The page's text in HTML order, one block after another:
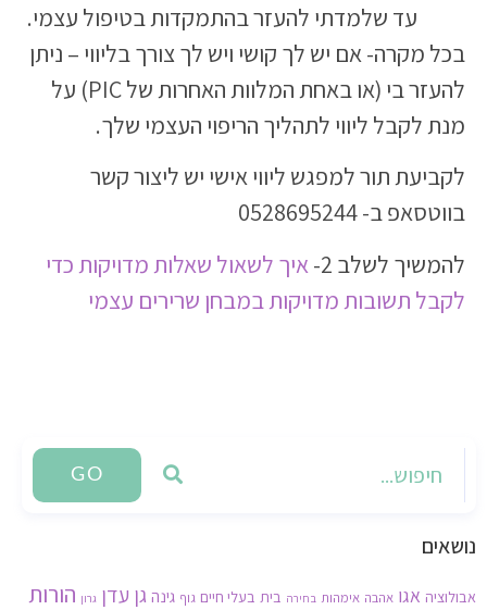
עד שלמדתי להעזר בהתמקדות בטיפול עצמי.
בכל מקרה- אם יש לך קושי ויש לך צורך בליווי – ניתן
להעזר בי (או באחת המלוות האחרות של PIC) על
מנת לקבל ליווי לתהליך הריפוי העצמי שלך.
לקביעת תור למפגש ליווי אישי יש ליצור קשר
בווטסאפ ב- 0528695244
להמשיך לשלב 2-
איך לשאול שאלות מדויקות כדי
לקבל תשובות מדויקות במבחן שרירים עצמי
GO
נושאים
אבולוציה אגו אהבה אימהות בחירה בית בעלי חיים גוף גינה גן עדן גרון הורות